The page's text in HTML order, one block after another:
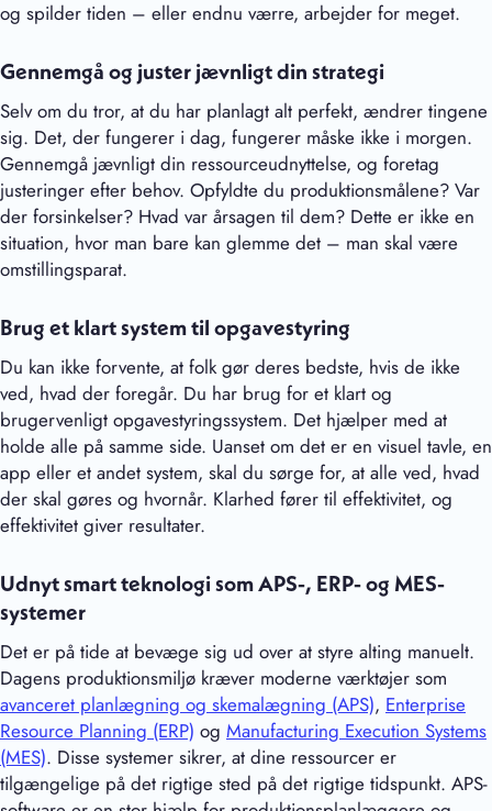
og spilder tiden – eller endnu værre, arbejder for meget.
Gennemgå og juster jævnligt din strategi
Selv om du tror, at du har planlagt alt perfekt, ændrer tingene
sig. Det, der fungerer i dag, fungerer måske ikke i morgen.
Gennemgå jævnligt din ressourceudnyttelse, og foretag
justeringer efter behov. Opfyldte du produktionsmålene? Var
der forsinkelser? Hvad var årsagen til dem? Dette er ikke en
situation, hvor man bare kan glemme det – man skal være
omstillingsparat.
Brug et klart system til opgavestyring
Du kan ikke forvente, at folk gør deres bedste, hvis de ikke
ved, hvad der foregår. Du har brug for et klart og
brugervenligt opgavestyringssystem. Det hjælper med at
holde alle på samme side. Uanset om det er en visuel tavle, en
app eller et andet system, skal du sørge for, at alle ved, hvad
der skal gøres og hvornår. Klarhed fører til effektivitet, og
effektivitet giver resultater.
Udnyt smart teknologi som APS-, ERP- og MES-
systemer
Det er på tide at bevæge sig ud over at styre alting manuelt.
Dagens produktionsmiljø kræver moderne værktøjer som
avanceret planlægning og skemalægning (APS), Enterprise
Resource Planning (ERP) og Manufacturing Execution Systems
(MES). Disse systemer sikrer, at dine ressourcer er
tilgængelige på det rigtige sted på det rigtige tidspunkt. APS-